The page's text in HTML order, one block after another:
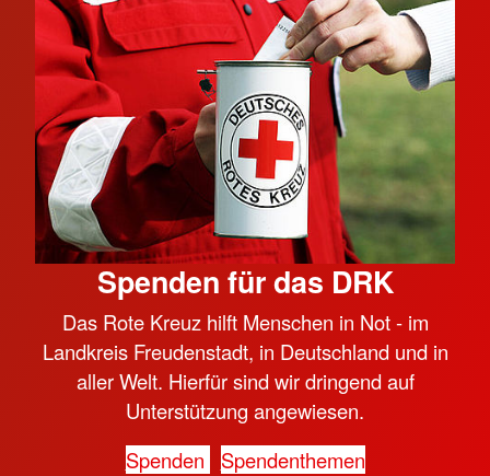
Spenden für das DRK
Das Rote Kreuz hilft Menschen in Not - im
Landkreis Freudenstadt, in Deutschland und in
aller Welt. Hierfür sind wir dringend auf
Unterstützung angewiesen.
Spenden
Spendenthemen